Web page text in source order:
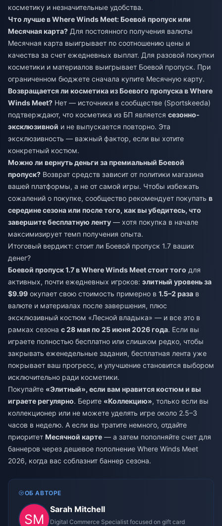
косметику и незначительные удобства.
Что лучше в Where Winds Meet: Боевой пропуск или
Месячная карта? Для постоянного получения валюты
Месячная карта выигрывает по соотношению цены и
качества за счет ежедневных выплат. Для разовой покупки
косметики и материалов выигрывает Боевой пропуск. При
ограниченном бюджете сначала купите Месячную карту.
Возвращается ли косметика из Боевого пропуска в Where
Winds Meet? Нет — источники в сообществе (Sportskeeda)
подтверждают, что косметика из БП является сезонно-
эксклюзивной и не выпускается повторно. Эта
эксклюзивность — важный фактор, если вы хотите
конкретный костюм.
Можно ли вернуть деньги за премиальный Боевой
пропуск? Возврат средств зависит от политики магазина
вашей платформы, а не от самой игры. Чтобы избежать
сожалений о покупке, сообщество рекомендует покупать в
середине сезона или после того, как вы убедитесь, что
завершите бесплатную ленту — хотя покупка в начале
максимизирует темп получения опыта.
Итоговый вердикт: стоит ли Боевой пропуск 1.7 ваших
денег?
Боевой пропуск 1.7 в Where Winds Meet стоит того для
активных, почти ежедневных игроков: элитный уровень за
$9.99 окупает свою стоимость примерно в 1.5–2 раза в
валюте и материалах после завершения, плюс
эксклюзивный костюм «Лесной владыка» — и все это в
рамках сезона с 28 мая по 25 июня 2026 года. Если вы
играете полностью бесплатно или слишком редко, чтобы
закрывать еженедельные задания, бесплатная лента уже
покрывает ваш прогресс, и улучшение становится выбором
исключительно ради косметики.
Покупайте «Элитный», если вам нравится костюм и вы
играете регулярно. Берите «Коллекцию», только если вы
коллекционер или не можете уделять игре около 2.5–3
часов в неделю. А если вы тратите немного, отдайте
приоритет Месячной карте — а затем пополняйте счет для
баннеров через дешевое пополнение Where Winds Meet
2026, когда вас соблазнит баннер сезона.
ОБ АВТОРЕ
Sarah Mitchell
Digital Commerce Specialist focused on gift card